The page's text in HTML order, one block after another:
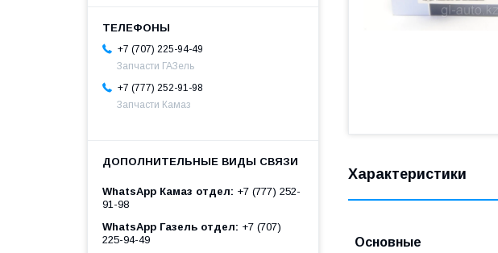
Характеристики
Основные
+7 (707) 225-94-49
Запчасти ГАЗель
+7 (777) 252-91-98
Запчасти Камаз
WhatsApp Камаз отдел
+7 (777) 252-
91-98
WhatsApp Газель отдел
+7 (707)
225-94-49